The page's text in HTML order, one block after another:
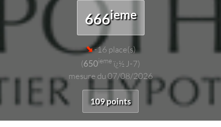
666ieme
-16 place(s)
(650iemeï¿½ J-7)
mesure du 07/08/2026
109 points